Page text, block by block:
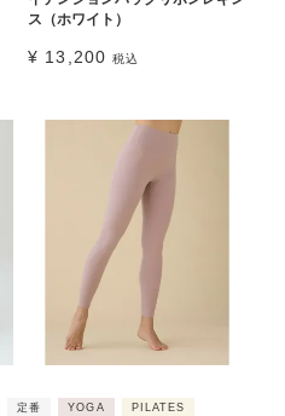
ス（ホワイト）
¥ 13,200 税込
定番 YOGA PILATES